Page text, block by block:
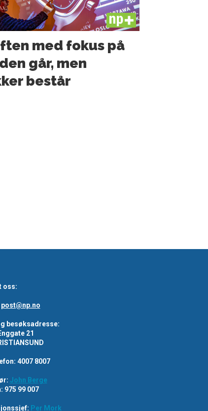
PLUS
med fokus på
går, men
består
oss:
post@np.no
besøksadresse:
21
4007 8007
John Berge
975 99 007
Per Mork